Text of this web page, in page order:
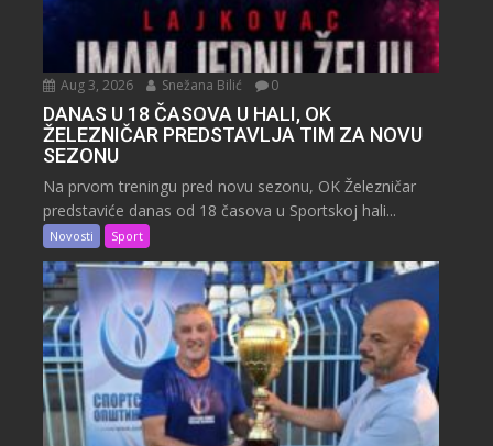
Aug 3, 2026 Snežana Bilić 0
DANAS U 18 ČASOVA U HALI, OK
ŽELEZNIČAR PREDSTAVLJA TIM ZA NOVU
SEZONU
Na prvom treningu pred novu sezonu, OK Železničar
predstaviće danas od 18 časova u Sportskoj hali...
Novosti Sport